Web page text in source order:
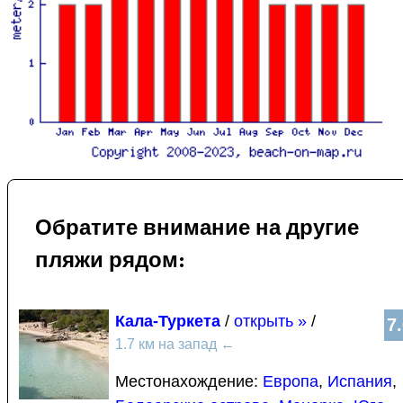
Обратите внимание на другие
пляжи рядом:
Кала-Туркета / открыть » /
1.7 км на запад ←
Местонахождение: Европа, Испания,